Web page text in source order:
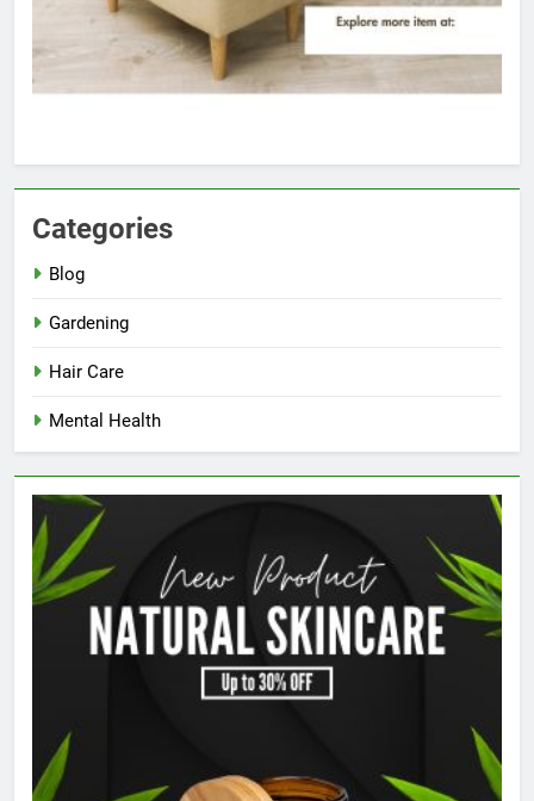
Categories
Blog
Gardening
Hair Care
Mental Health